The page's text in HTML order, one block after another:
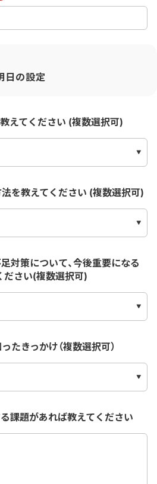
日の設定
えてください (複数選択可)
を教えてください (複数選択可)
対策について、今後重要になる
ださい(複数選択可)
たきっかけ（複数選択可）
課題があれば教えてください